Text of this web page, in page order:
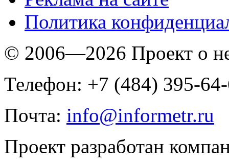
Политика
© 2006—2026 Проект о
Телефон: +7 (484) 395-
Почта: info@informetr.ru
Проект разработан